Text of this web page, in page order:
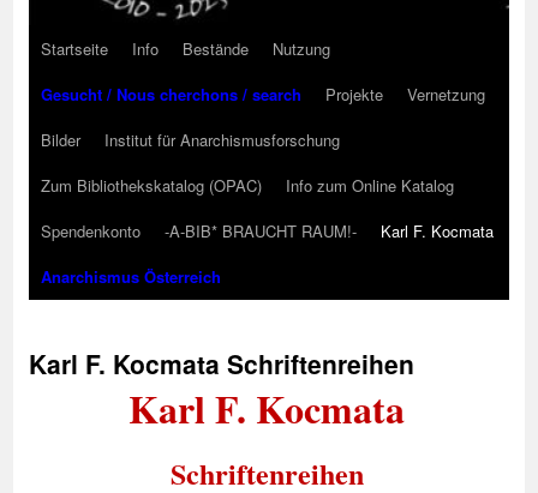
Startseite Info Bestände
Nutzung
Gesucht / Nous cherchons / search
Projekte
Vernetzung
Bilder
Institut für Anarchismusforschung
Zum Bibliothekskatalog (OPAC)
Info zum Online Katalog
Spendenkonto
-A-BIB* BRAUCHT RAUM!-
Karl F. Kocmata
Anarchismus Österreich
Karl F. Kocmata Schriftenreihen
Karl F. Kocmata
Schriftenreihen